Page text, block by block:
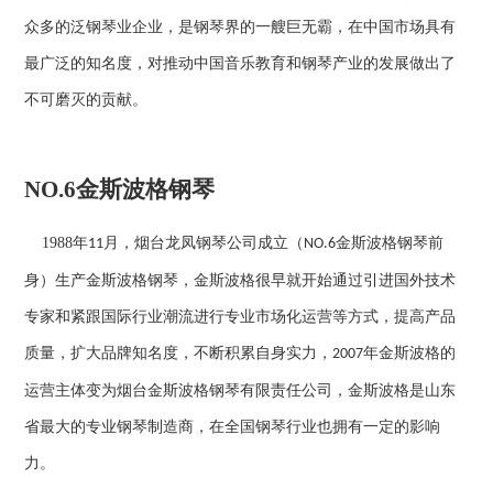
众多的泛钢琴业企业，是钢琴界的一艘巨无霸，在中国市场具有
最广泛的知名度，对推动中国音乐教育和钢琴产业的发展做出了
不可磨灭的贡献。
NO.6金斯波格钢琴
1988年11 月，烟台龙凤钢琴公司成立（ NO.6金斯波格钢琴前
身）生产金斯波格钢琴，金斯波格很早就开始通过引进国外技术
专家和紧跟国际行业潮流进行专业市场化运营等方式，提高产品
质量，扩大品牌知名度，不断积累自身实力， 2007年金斯波格的
运营主体变为烟台金斯波格钢琴有限责任公司，金斯波格是山东
省最大的专业钢琴制造商，在全国钢琴行业也拥有一定的影响
力。